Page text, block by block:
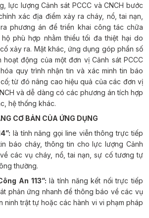
lực lượng Cảnh sát PCCC và CNCH bước
xác địa điểm xảy ra cháy, nổ, tai nạn,
phương án để triển khai công tác chữa
phù hợp nhằm thiểu tối đa thiệt hại do
xảy ra. Mặt khác, ứng dụng góp phần số
hoạt động của một đơn vị Cảnh sát PCCC
quy trình nhận tin và xác minh tin báo
từ đó nâng cao hiệu quả của các đơn vị
và dễ dàng có các phương án tích hợp
hệ thống khác.
CƠ BẢN CỦA ỨNG DỤNG
là tính năng gọi line viễn thông trực tiếp
báo cháy, thông tin cho lực lượng Cảnh
các vụ cháy, nổ, tai nạn, sự cố tương tự
thường.
An 113”: là tính năng kết nối trực tiếp
phản ứng nhanh để thông báo về các vụ
ninh trật tự hoặc các hành vi vi phạm pháp